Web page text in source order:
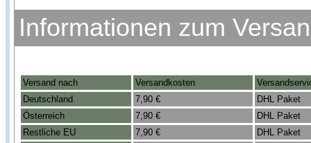
Informationen zum
Versand nach Versandkosten
Deutschland
7,90 €
DHL Paket
Österreich
7,90 €
DHL Paket
Restliche EU
7,90 €
DHL Paket